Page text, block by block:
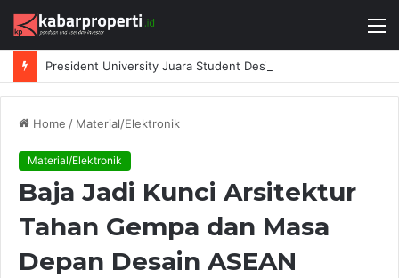
Home / Material/Elektronik
Material/Elektronik
Baja Jadi Kunci Arsitektur
Tahan Gempa dan Masa
Depan Desain ASEAN